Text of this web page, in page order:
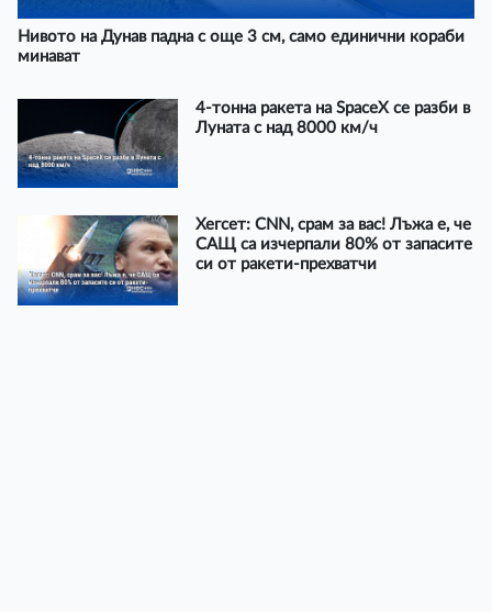
Нивото на Дунав падна с още 3 см, само единични кораби
минават
4-тонна ракета на SpaceX се разби в
Луната с над 8000 км/ч
Хегсет: CNN, срам за вас! Лъжа е, че
САЩ са изчерпали 80% от запасите
си от ракети-прехватчи